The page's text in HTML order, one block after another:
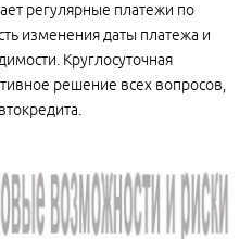
регулярные платежи по
изменения даты платежа и
Круглосуточная
решение всех вопросов,